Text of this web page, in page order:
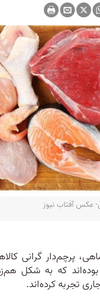
عکس آفتاب نیوز
پرچم‌دار گرانی
بوده‌اند که به شکل
تجربه کرده‌اند.